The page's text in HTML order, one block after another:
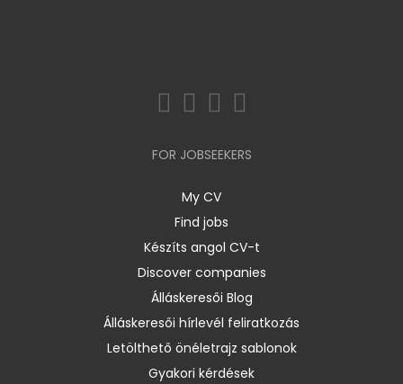
FOR JOBSEEKERS
My CV
Find jobs
Készíts angol CV-t
Discover companies
Álláskeresői Blog
Álláskeresői hírlevél feliratkozás
Letölthető önéletrajz sablonok
Gyakori kérdések